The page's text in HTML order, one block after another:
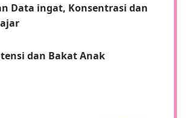
Data ingat, Konsentrasi dan
dan Bakat Anak